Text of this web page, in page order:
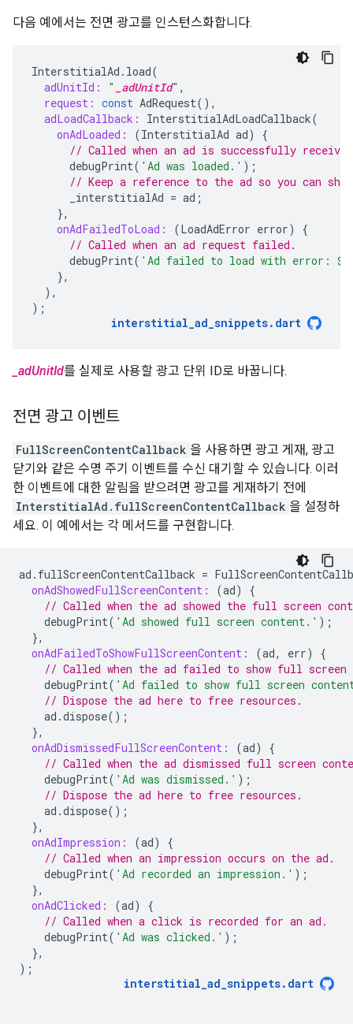
다음 예에서는 전면 광고를 인스턴스화합니다.
InterstitialAd . load(
adUnitId:
" _adUnitId" ,
request: const AdRequest(),
adLoadCallback:
InterstitialAdLoadCallback(
onAdLoaded:
(InterstitialAd ad)
{
// Called when an ad is successfully
debugPrint( 'Ad was loaded.' );
// Keep a reference to the ad so you can
_interstitialAd = ad ;
},
onAdFailedToLoad:
(LoadAdError error)
{
// Called when an ad request failed.
debugPrint( 'Ad failed to load with error: $
},
),
);
interstitial_ad_snippets. dart
_adUnitId를 실제로 사용할 광고 단위 ID로 바꿉니다.
전면 광고 이벤트
FullScreenContentCallback 을 사용하면 광고 게재, 광고
닫기와 같은 수명 주기 이벤트를 수신 대기할 수 있습니다. 이러
한 이벤트에 대한 알림을 받으려면 광고를 게재하기 전에
InterstitialAd.fullScreenContentCallback 을 설정하
세요. 이 예에서는 각 메서드를 구현합니다.
ad . fullScreenContentCallback =
onAdShowedFullScreenContent:
(ad)
{
// Called when the ad showed the full screen
debugPrint( 'Ad showed full screen content.' );
},
onAdFailedToShowFullScreenContent:
(ad, err)
{
// Called when the ad failed to show full screen
debugPrint( 'Ad failed to show full screen
// Dispose the ad here to free resources.
ad .dispose();
},
onAdDismissedFullScreenContent:
(ad)
{
// Called when the ad dismissed full screen
debugPrint( 'Ad was dismissed.' );
// Dispose the ad here to free resources.
ad .dispose();
},
onAdImpression:
(ad)
{
// Called when an impression occurs on the ad.
debugPrint( 'Ad recorded an impression.' );
},
onAdClicked:
(ad)
{
// Called when a click is recorded for an ad.
debugPrint( 'Ad was clicked.' );
},
);
interstitial_ad_snippets. dart